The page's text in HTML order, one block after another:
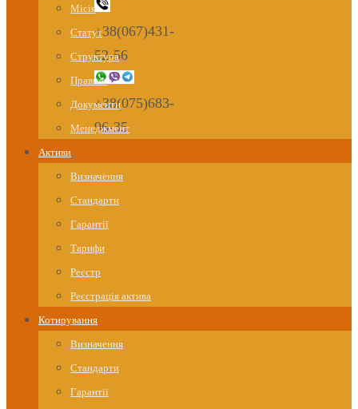
+38(067)431-
52-56
+38(075)683-
96-35
Місія
Статут
Структура
Правила
Документи
Менеджмент
Активи
Визначення
Стандарти
Гарантії
Тарифи
Реєстр
Реєстрація актива
Котирування
Визначення
Стандарти
Гарантії